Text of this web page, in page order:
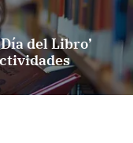
del Libro’